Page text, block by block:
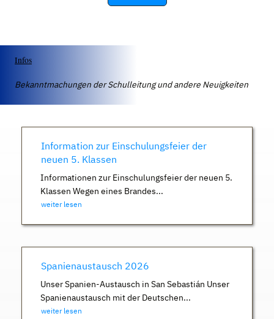
Infos
Bekanntmachungen der Schulleitung und andere Neuigkeiten
Information zur Einschulungsfeier der
neuen 5. Klassen
Informationen zur Einschulungsfeier der neuen 5.
Klassen Wegen eines Brandes...
weiter lesen
Spanienaustausch 2026
Unser Spanien-Austausch in San Sebastián Unser
Spanienaustausch mit der Deutschen...
weiter lesen